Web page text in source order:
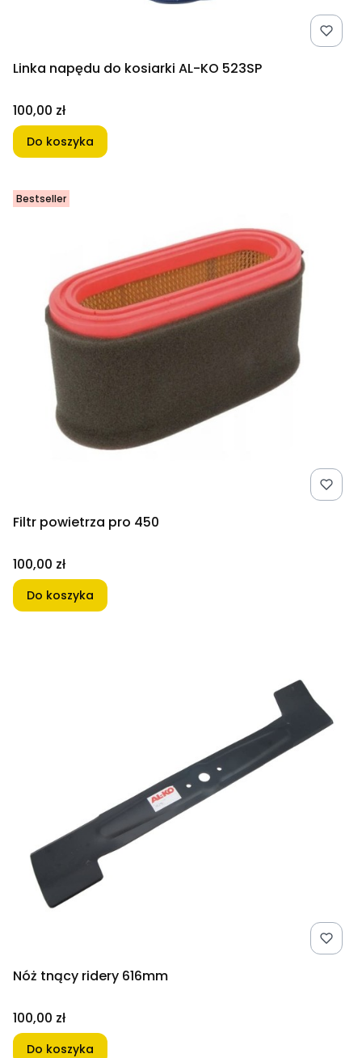
Linka napędu do kosiarki AL-KO 523SP
Cena
100,00 zł
Do koszyka
Bestseller
Filtr powietrza pro 450
Cena
100,00 zł
Do koszyka
Nóż tnący ridery 616mm
Cena
100,00 zł
Do koszyka